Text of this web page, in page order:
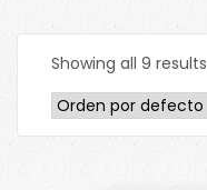
Showing all 9 results